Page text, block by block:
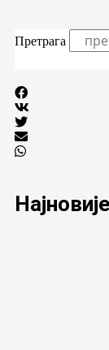
Претрага
Најновије